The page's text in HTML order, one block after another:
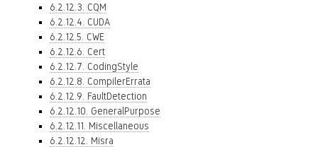
6.2.12.3. CQM
6.2.12.4. CUDA
6.2.12.5. CWE
6.2.12.6. Cert
6.2.12.7. CodingStyle
6.2.12.8. CompilerErrata
6.2.12.9. FaultDetection
6.2.12.10. GeneralPurpose
6.2.12.11. Miscellaneous
6.2.12.12. Misra